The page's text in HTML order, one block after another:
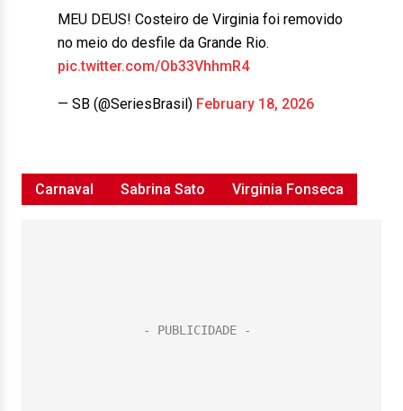
MEU DEUS! Costeiro de Virginia foi removido
no meio do desfile da Grande Rio.
pic.twitter.com/Ob33VhhmR4
— SB (@SeriesBrasil) February 18, 2026
Carnaval Sabrina Sato Virginia Fonseca